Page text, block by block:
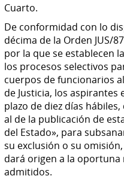
Cuarto.
De conformidad con lo
décima de la Orden JUS/
por la que se establecen
los procesos selectivos
cuerpos de funcionarios
de Justicia, los
plazo de diez días
al de la publicación de
del Estado», para
su exclusión o su
dará origen a la oportuna
admitidos.